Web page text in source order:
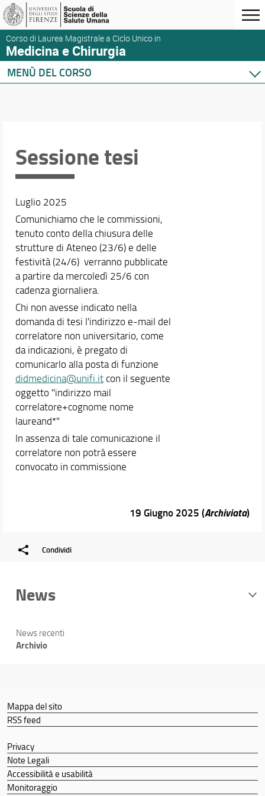
Corso di Laurea Magistrale a Ciclo Unico in
Medicina e Chirurgia
MENÙ DEL CORSO
Orario e calendari
Sessione tesi
Luglio 2025
Comunichiamo che le commissioni,
tenuto conto della chiusura delle
strutture di Ateneo (23/6) e delle
festività (24/6) verranno pubblicate
a partire da mercoledì 25/6 con
cadenza giornaliera.
Chi non avesse indicato nella
domanda di tesi l'indirizzo e-mail del
correlatore non universitario, come
da indicazioni, è pregato di
comunicarlo alla posta di funzione
didmedicina@unifi.itcon il seguente
oggetto "indirizzo mail
correlatore+cognome nome
laureand*"
In assenza di tale comunicazione il
correlatore non potrà essere
convocato in commissione
19 Giugno 2025 (Archiviata)
Condividi
News
News recenti
Archivio
Mappa del sito
RSS feed
Privacy
Note Legali
Accessibilità e usabilità
Monitoraggio